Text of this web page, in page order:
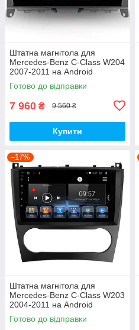
Штатна магнітола для
Mercedes-Benz C-Class W204
2007-2011 на Android
Готово до відправки
7 960 ₴ 9 560 ₴
Купити
–17%
Штатна магнітола для
Mercedes-Benz C-Class W203
2004-2011 на Android
Готово до відправки